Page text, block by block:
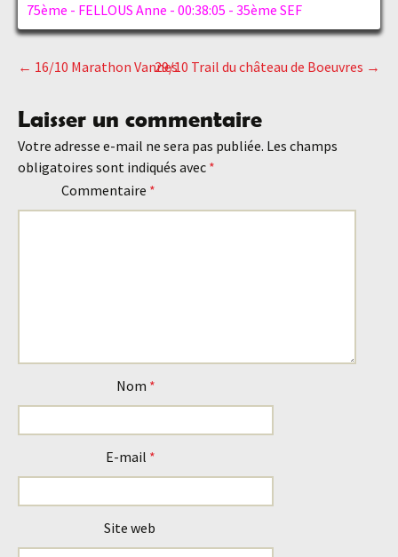
75ème - FELLOUS Anne - 00:38:05 - 35ème SEF
Navigation
des
articles
← 16/10 Marathon Vannes29/10 Trail du château de Boeuvres →
Laisser un commentaire
Votre adresse e-mail ne sera pas publiée. Les champs
obligatoires sont indiqués avec *
Commentaire *
Nom *
E-mail *
Site web